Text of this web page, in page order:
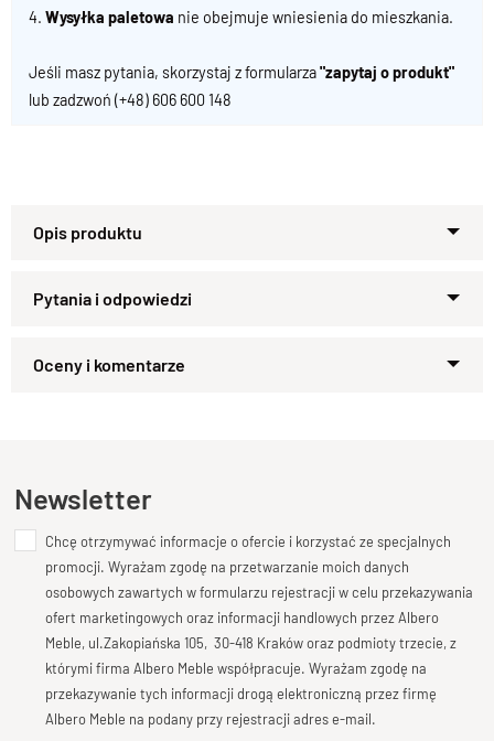
4. Wysyłka paletowa nie obejmuje wniesienia do mieszkania.
Jeśli masz pytania, skorzystaj z formularza"zapytaj o produkt"
lub zadzwoń (+48) 606 600 148
Szafka w stylu kolonialnym z
litego drewna
Taszafka w stylu kolonialnym
Meble kolonialne drewniane –
wyjątkowy design i trwałość
Szafka łączy w sobie solidność litego drewna z unikatowym
rysunkiem palisandru. To element kolekcji CLASSIC - mebli
kolonialnych z drewna egzotycznego, które wyróżniają się
szlachetną kolorystyką i ręcznym wykonaniem.
Zapytaj o produkt
Dodaj opinię o produkcie
Twoja ocena
Bardzo dobry
Twoja opinia o produkcie
Newsletter
Chcę otrzymywać informacje o ofercie i korzystać ze specjalnych
promocji. Wyrażam zgodę na przetwarzanie moich danych
osobowych zawartych w formularzu rejestracji w celu przekazywania
ofert marketingowych oraz informacji handlowych przez Albero
Meble, ul.Zakopiańska 105, 30-418 Kraków oraz podmioty trzecie, z
którymi firma Albero Meble współpracuje. Wyrażam zgodę na
przekazywanie tych informacji drogą elektroniczną przez firmę
Albero Meble na podany przy rejestracji adres e-mail.